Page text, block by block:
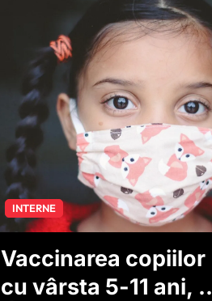
INTERNE
Vaccinarea copiilor
cu vârsta 5-11 ani, o